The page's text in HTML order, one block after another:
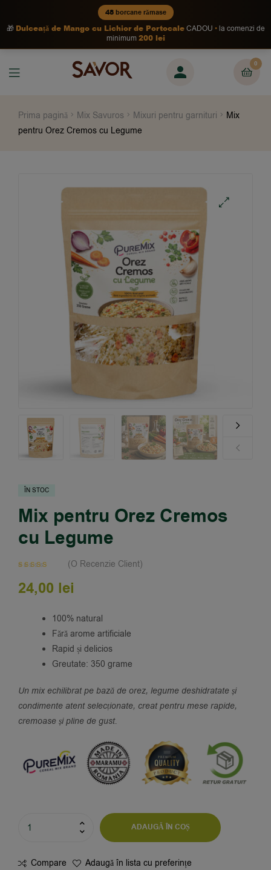
48borcane rămase
🎁 Dulceață de Mango cu Lichior de PortocaleCADOU
la comenzi de
minimum200 lei
0
Prima pagină Mix Savuros Mixuri pentru garnituri
Mix
pentru Orez Cremos cu Legume
ÎN STOC
Mix pentru Orez Cremos
cu Legume
5.00din 5 pe
baza unei
(O Recenzie Client)
24,00 lei
100% natural
Fără arome artificiale
Rapid și delicios
Greutate: 350 grame
Un mix echilibrat pe bază de orez, legume deshidratate și
condimente atent selecționate, creat pentru mese rapide,
cremoase și pline de gust.
ADAUGĂ ÎN COȘ
Compare Adaugă în lista cu preferințe